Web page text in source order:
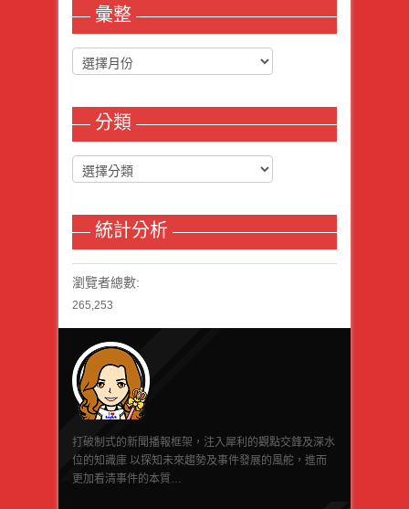
彙整
分類
統計分析
瀏覽者總數:
265,253
打破制式的新聞播報框架，注入犀利的觀點交鋒及深水
位的知識庫 以探知未來趨勢及事件發展的風舵，進而
更加看清事件的本質…